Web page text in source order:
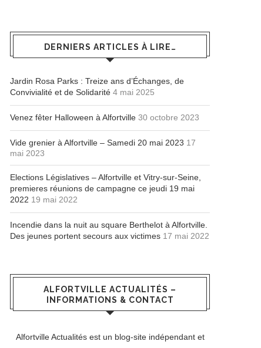
DERNIERS ARTICLES À LIRE…
Jardin Rosa Parks : Treize ans d’Échanges, de
Convivialité et de Solidarité 4 mai 2025
Venez fêter Halloween à Alfortville 30 octobre 2023
Vide grenier à Alfortville – Samedi 20 mai 2023 17
mai 2023
Elections Législatives – Alfortville et Vitry-sur-Seine,
premieres réunions de campagne ce jeudi 19 mai
2022 19 mai 2022
Incendie dans la nuit au square Berthelot à Alfortville.
Des jeunes portent secours aux victimes 17 mai 2022
ALFORTVILLE ACTUALITÉS –
INFORMATIONS & CONTACT
Alfortville Actualités est un blog-site indépendant et